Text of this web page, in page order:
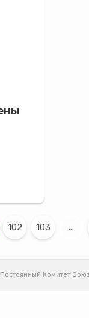
102 103 ...
Комитет